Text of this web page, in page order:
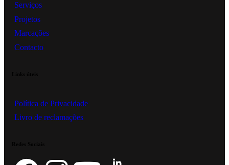
Serviços
Projetos
Marcações
Contacto
Política de Privacidade
Livro de reclamações